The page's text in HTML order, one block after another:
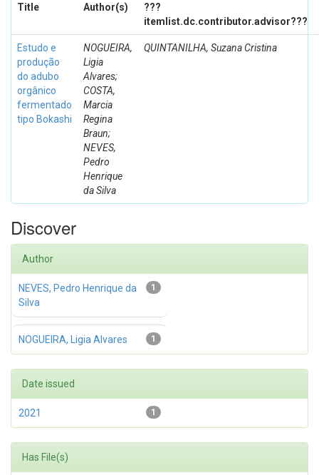
Title Author(s)
???
itemlist.dc.contributor.advisor???
Estudo e
produção
do adubo
orgânico
fermentado
tipo Bokashi
NOGUEIRA,
Ligia
Alvares;
COSTA,
Marcia
Regina
Braun;
NEVES,
Pedro
Henrique
da Silva
QUINTANILHA, Suzana Cristina
Discover
Author
1
NEVES, Pedro Henrique da
Silva
1
NOGUEIRA, Ligia Alvares
Date issued
1
2021
Has File(s)